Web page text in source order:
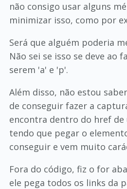
não consigo usar alguns
minimizar isso, como por
Será que alguém poderia
Não sei se isso se deve ao
serem 'a' e 'p'.
Além disso, não estou
de conseguir fazer a
encontra dentro do href
tendo que pegar o
conseguir e vem muito
Fora do código, fiz o for
ele pega todos os links da